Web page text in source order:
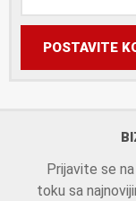
POSTAVITE
Prijavite se
toku sa